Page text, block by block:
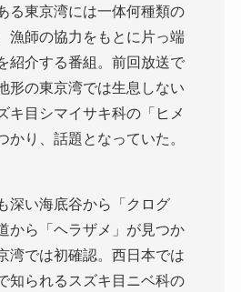
る東京湾には一体何種類の
漁師の協力をもとに片っ端
紹介する番組。前回放送で
形の東京湾では生息しない
キ目シマイサキ科の「ヒメ
かり、話題となっていた。
深い海底谷から「クログ
から「ヘラザメ」が見つか
湾では初確認。西日本では
知られるスズキ目ニベ科の